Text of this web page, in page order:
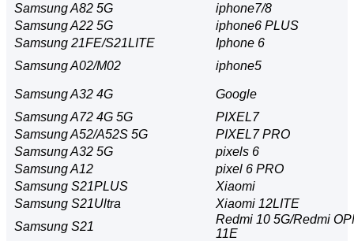
Samsung A82 5G
iphone7/8
Samsung A22 5G
iphone6 ​​PLUS
Samsung 21FE/S21LITE
Iphone 6
Samsung A02/M02
iphone5
Samsung A32 4G
Google
Samsung A72 4G 5G
PIXEL7
Samsung A52/A52S 5G
PIXEL7 PRO
Samsung A32 5G
pixels 6
Samsung A12
pixel 6 PRO
Samsung S21PLUS
Xiaomi
Samsung S21Ultra
Xiaomi 12LITE
Samsung S21
Redmi 10 5G/Redmi
11E